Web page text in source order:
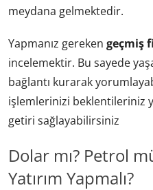
meydana gelmektedir.
Yapmanız gereken geçmiş
incelemektir. Bu sayede
bağlantı kurarak
işlemlerinizi beklentileriniz
getiri sağlayabilirsiniz
Dolar mı? Petrol
Yatırım Yapmalı?